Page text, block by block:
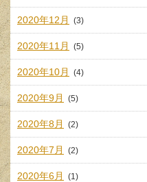
2020年12月 (3)
2020年11月 (5)
2020年10月 (4)
2020年9月 (5)
2020年8月 (2)
2020年7月 (2)
2020年6月 (1)